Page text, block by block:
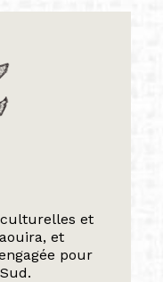
culturelles et
et
pour